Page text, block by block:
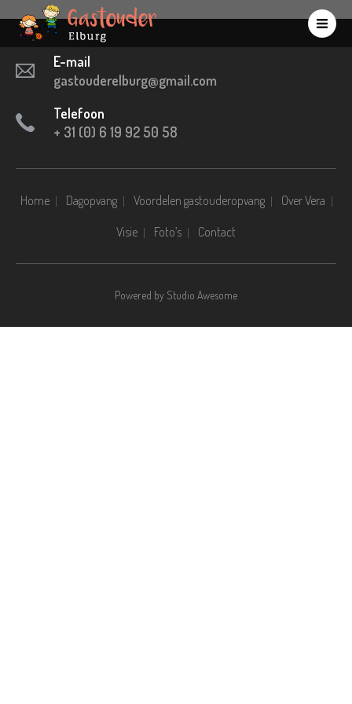
E-mail
gastouderelburg@gmail.com
Telefoon
+ 31 (0) 6 19 92 50 58
Home Dagopvang Voordelen gastouderopvang
Over Vera
Visie
Foto’s Contact
Powered by Studio Awesome